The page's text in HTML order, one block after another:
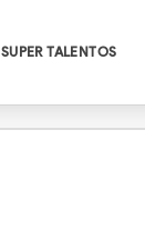
SUPER TALENTOS